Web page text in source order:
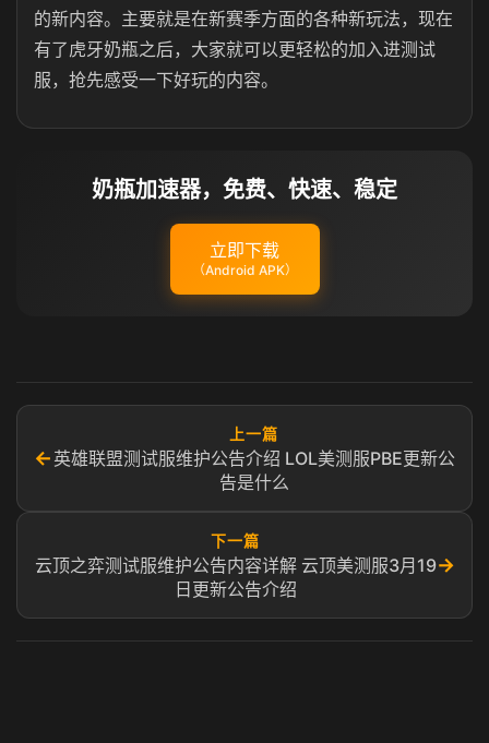
的新内容。主要就是在新赛季方面的各种新玩法，现在
有了虎牙奶瓶之后，大家就可以更轻松的加入进测试
服，抢先感受一下好玩的内容。
奶瓶加速器，免费、快速、稳定
立即下载
（Android APK）
←
上一篇
英雄联盟测试服维护公告介绍 LOL美测服PBE更新公
告是什么
下一篇
云顶之弈测试服维护公告内容详解 云顶美测服3月19
日更新公告介绍
→